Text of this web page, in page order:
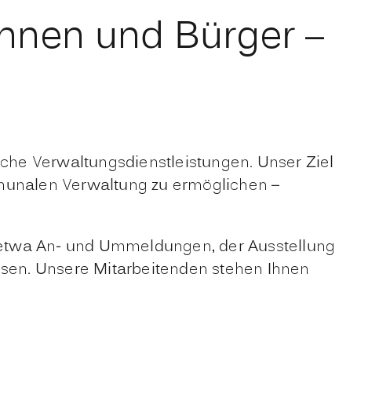
und Bürger –
Verwaltungsdienstleistungen. Unser Ziel
Verwaltung zu ermöglichen –
An- und Ummeldungen, der Ausstellung
Unsere Mitarbeitenden stehen Ihnen